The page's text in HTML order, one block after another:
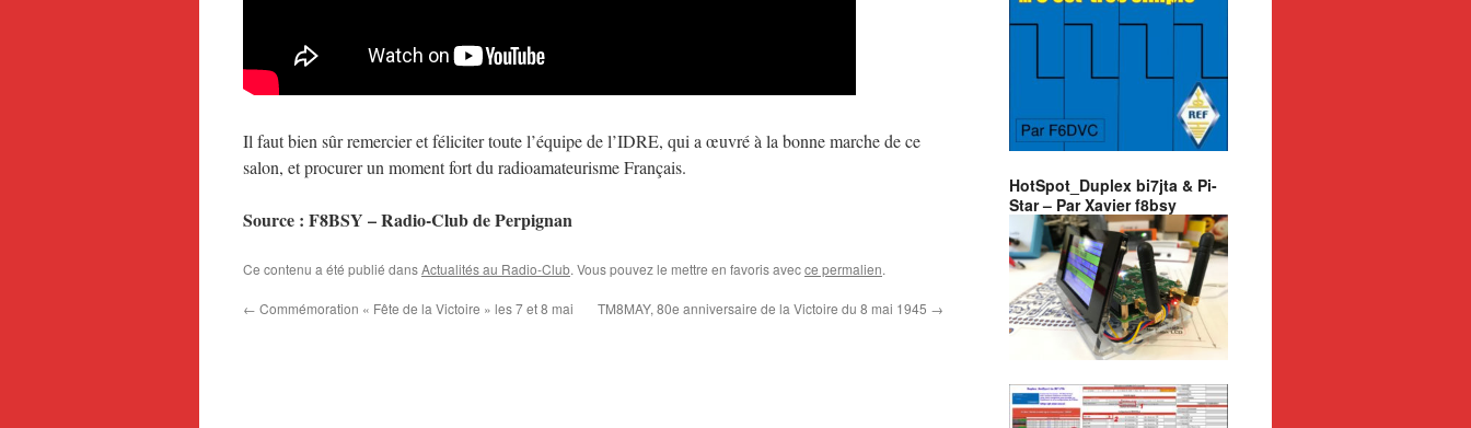
Il faut bien sûr remercier et féliciter toute l’équipe de l’IDRE, qui a œuvré à la bonne marche de ce
salon, et procurer un moment fort du radioamateurisme Français.
Source : F8BSY – Radio-Club de Perpignan
Ce contenu a été publié dansActualités au Radio-Club. Vous pouvez le mettre en favoris avecce permalien.
← Commémoration « Fête de la Victoire » les 7 et 8 mai TM8MAY, 80e anniversaire de la Victoire du 8 mai 1945 →
HotSpot_Duplex bi7jta & Pi-
Star – Par Xavier f8bsy